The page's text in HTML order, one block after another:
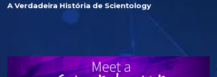
A Verdadeira História de Scientology